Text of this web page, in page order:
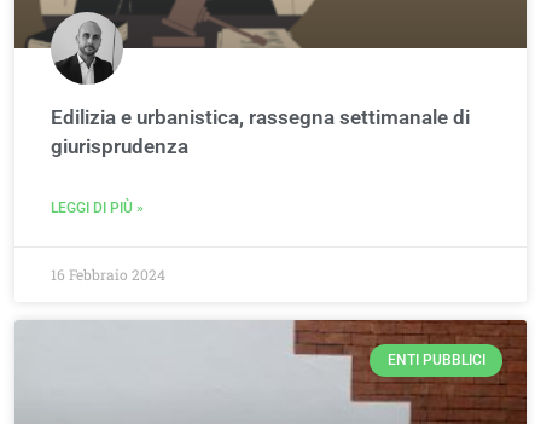
Edilizia e urbanistica, rassegna settimanale di
giurisprudenza
LEGGI DI PIÙ »
16 Febbraio 2024
ENTI PUBBLICI